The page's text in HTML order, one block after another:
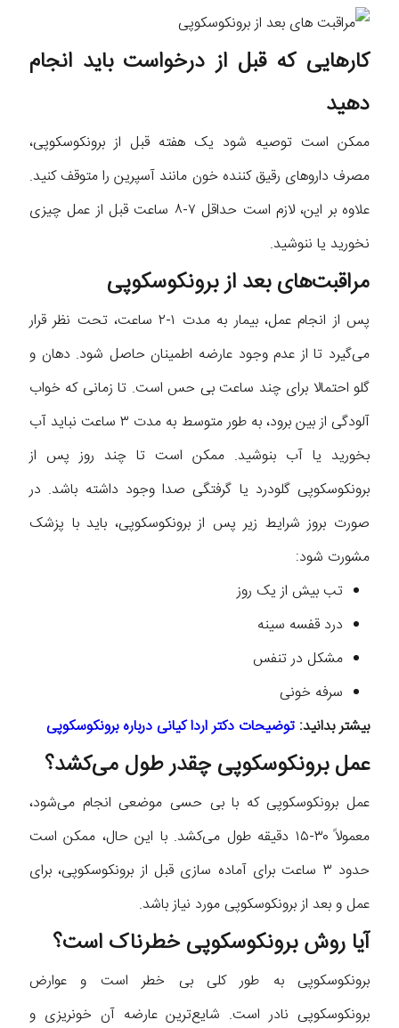
کارهایی که قبل از درخواست باید انجام
دهید
ممکن است توصیه شود یک هفته قبل از برونکوسکوپی،
مصرف داروهای رقیق کننده خون مانند آسپرین را متوقف کنید.
علاوه بر این، لازم است حداقل ۷-۸ ساعت قبل از عمل چیزی
نخورید یا ننوشید.
مراقبت‌های بعد از برونکوسکوپی
پس از انجام عمل، بیمار به مدت ۱-۲ ساعت، تحت نظر قرار
می‌گیرد تا از عدم وجود عارضه اطمینان حاصل شود. دهان و
گلو احتمالا برای چند ساعت بی حس است. تا زمانی که خواب
آلودگی از بین برود، به طور متوسط ​​به مدت ۳ ساعت نباید آب
بخورید یا آب بنوشید. ممکن است تا چند روز پس از
برونکوسکوپی گلودرد یا گرفتگی صدا وجود داشته باشد. در
صورت بروز شرایط زیر پس از برونکوسکوپی، باید با پزشک
مشورت شود:
تب بیش از یک روز
درد قفسه سینه
مشکل در تنفس
سرفه خونی
بیشتر بدانید: توضیحات دکتر اردا کیانی درباره برونکوسکوپی
عمل برونکوسکوپی چقدر طول می‌کشد؟
عمل برونکوسکوپی که با بی حسی موضعی انجام می‌شود،
معمولاً ۳۰-۱۵ دقیقه طول می‌کشد. با این حال، ممکن است
حدود ۳ ساعت برای آماده سازی قبل از برونکوسکوپی، برای
عمل و بعد از برونکوسکوپی مورد نیاز باشد.
آیا روش برونکوسکوپی خطرناک است؟
برونکوسکوپی به طور کلی بی خطر است و عوارض
برونکوسکوپی نادر است. شایع‌ترین عارضه آن خونریزی و